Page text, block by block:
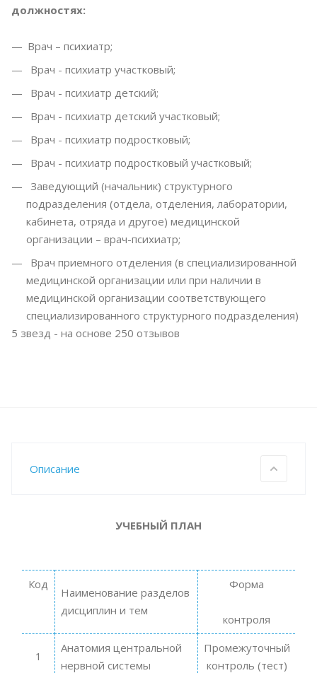
должностях:
Врач – психиатр;
Врач - психиатр участковый;
Врач - психиатр детский;
Врач - психиатр детский участковый;
Врач - психиатр подростковый;
Врач - психиатр подростковый участковый;
Заведующий (начальник) структурного
подразделения (отдела, отделения, лаборатории,
кабинета, отряда и другое) медицинской
организации – врач-психиатр;
Врач приемного отделения (в специализированной
медицинской организации или при наличии в
медицинской организации соответствующего
специализированного структурного подразделения)
5 звезд - на основе 250 отзывов
Описание
УЧЕБНЫЙ ПЛАН
Код
Наименование разделов
дисциплин и тем
Форма
контроля
1
Анатомия центральной
нервной системы
Промежуточный
контроль (тест)